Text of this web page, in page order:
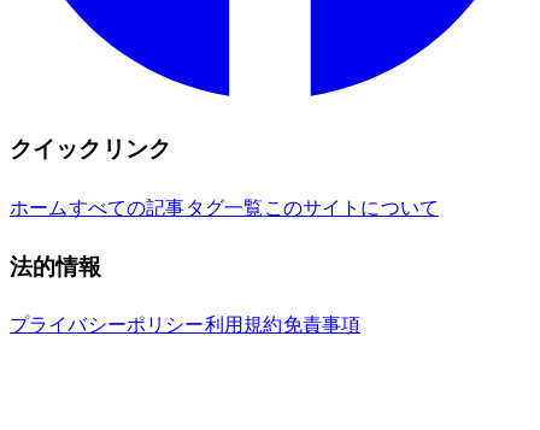
クイックリンク
ホームすべての記事タグ一覧 このサイトについて
法的情報
プライバシーポリシー利用規約免責事項